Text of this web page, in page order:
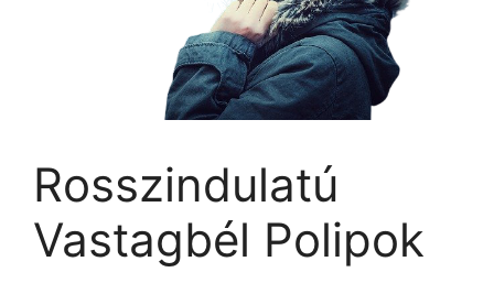
Rosszindulatú
Vastagbél Polipok